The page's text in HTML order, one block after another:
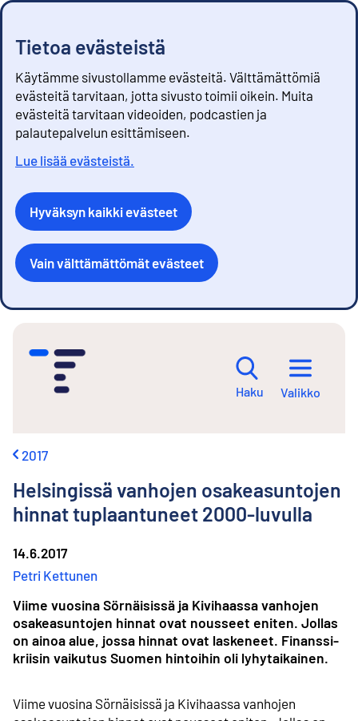
Tietoa evästeistä
Käytämme sivustollamme evästeitä. Välttämättömiä
evästeitä tarvitaan, jotta sivusto toimii oikein. Muita
evästeitä tarvitaan videoiden, podcastien ja
palautepalvelun esittämiseen.
Lue lisää evästeistä.
Hyväksyn kaikki evästeet
Vain välttämättömät evästeet
Haku Valikko
2017
Helsingissä vanhojen osakeasuntojen
hinnat tuplaantuneet 2000-luvulla
14.6.2017
Petri Kettunen
Viime vuosina Sörnäisissä ja Kivihaassa vanhojen
osakeasuntojen hinnat ovat nousseet eniten. Jollas
on ainoa alue, jossa hinnat ovat laskeneet. Finanssi­
kriisin vaikutus Suomen hintoihin oli lyhytaikainen.
Viime vuosina Sörnäisissä ja Kivihaassa vanhojen